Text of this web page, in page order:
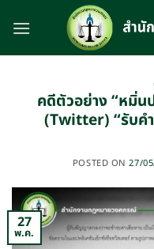
คดีตัวอย่าง “หมิ่
(Twitter) “รับคำ
POSTED ON27/
27
พ.ค.